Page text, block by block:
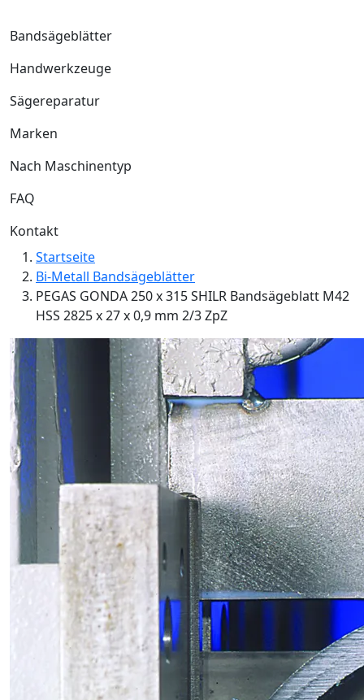
Bandsägeblätter
Handwerkzeuge
Sägereparatur
Marken
Nach Maschinentyp
FAQ
Kontakt
Startseite
Bi-Metall Bandsägeblätter
PEGAS GONDA 250 x 315 SHILR Bandsägeblatt M42
HSS 2825 x 27 x 0,9 mm 2/3 ZpZ